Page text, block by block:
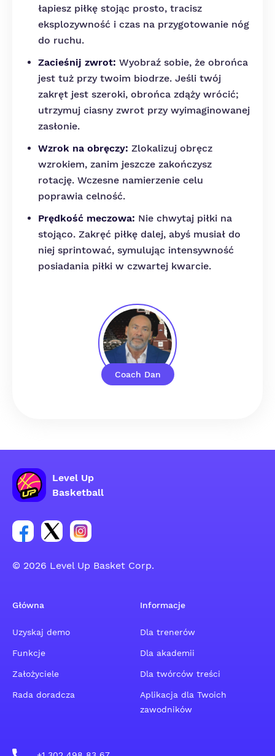
Coach Dan
łapiesz piłkę stojąc prosto, tracisz
eksplozywność i czas na przygotowanie nóg
do ruchu.
Zacieśnij zwrot: Wyobraź sobie, że obrońca
jest tuż przy twoim biodrze. Jeśli twój
zakręt jest szeroki, obrońca zdąży wrócić;
utrzymuj ciasny zwrot przy wyimaginowanej
zasłonie.
Wzrok na obręczy: Zlokalizuj obręcz
wzrokiem, zanim jeszcze zakończysz
rotację. Wczesne namierzenie celu
poprawia celność.
Prędkość meczowa: Nie chwytaj piłki na
stojąco. Zakręć piłkę dalej, abyś musiał do
niej sprintować, symulując intensywność
posiadania piłki w czwartej kwarcie.
Level Up
Basketball
Link do grupy społecznościowej na Facebooku
Link do konta na Twitterze grupy
Link do konta na Instagramie grupy
© 2026 Level Up Basket Corp.
Główna
Uzyskaj demo
Funkcje
Założyciele
Rada doradcza
Informacje
Dla trenerów
Dla akademii
Dla twórców treści
Aplikacja dla Twoich
zawodników